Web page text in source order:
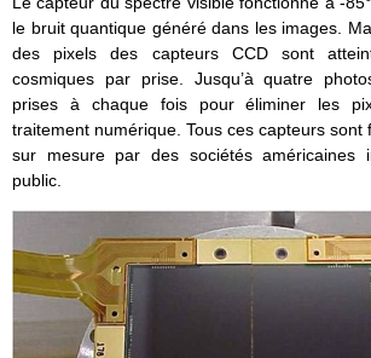
le bruit quantique généré dans les images.
des pixels des capteurs CCD sont
cosmiques par prise. Jusqu’à quatre
prises à chaque fois pour éliminer les
traitement numérique. Tous ces capteurs sont
sur mesure par des sociétés américaines
public.